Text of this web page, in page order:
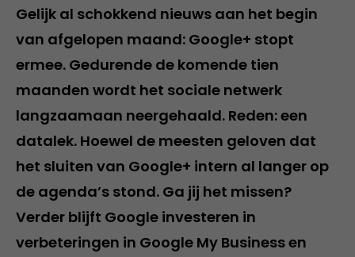
Gelijk al schokkend nieuws aan het begin
van afgelopen maand: Google+ stopt
ermee. Gedurende de komende tien
maanden wordt het sociale netwerk
langzaamaan neergehaald. Reden: een
datalek. Hoewel de meesten geloven dat
het sluiten van Google+ intern al langer op
de agenda’s stond. Ga jij het missen?
Verder blijft Google investeren in
verbeteringen in Google My Business en